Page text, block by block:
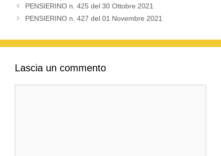
PENSIERINO n. 425 del 30 Ottobre 2021
PENSIERINO n. 427 del 01 Novembre 2021
Lascia un commento